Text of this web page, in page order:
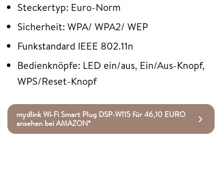
Steckertyp: Euro-Norm
Sicherheit: WPA/ WPA2/ WEP
Funkstandard IEEE 802.11n
Bedienknöpfe: LED ein/aus, Ein/Aus-Knopf,
WPS/Reset-Knopf
mydlink Wi‑Fi Smart Plug DSP‑W115 für 46,10 EURO
ansehen bei AMAZON*